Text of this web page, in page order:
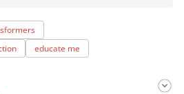
educate me